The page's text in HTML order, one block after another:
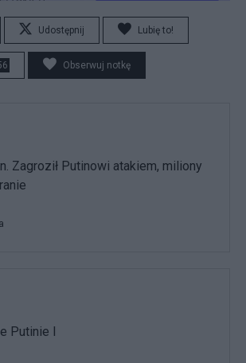
Udostępnij Lubię to!
Obserwuj notkę
Zagroził Putinowi atakiem, miliony
Putinie I